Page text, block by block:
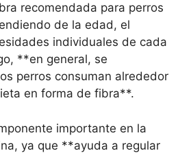
recomendada para perros
de la edad, el
individuales de cada
**en general, se
perros consuman alrededor
en forma de fibra**.
importante en la
ya que **ayuda a regular